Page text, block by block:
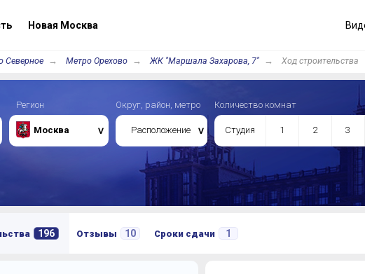
Новая Москва
Северное Метро Орехово ЖК "Маршала Захарова, 7" Ход строительства
Регион
Москва
Округ, район, метро
Расположение
Количество комнат
Студия 1 2 3
196 Отзывы 10 Сроки сдачи 1